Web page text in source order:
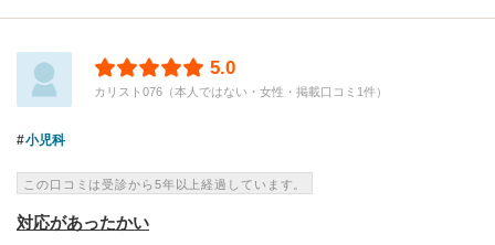
5.0
カリスト076（本人ではない・女性・掲載口コミ1件）
小児科
この口コミは受診から5年以上経過しています。
対応があったかい